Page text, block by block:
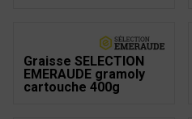
Graisse SELECTION
EMERAUDE gramoly
cartouche 400g